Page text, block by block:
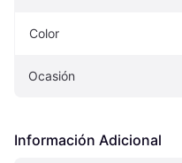
Color
Ocasión
Información Adicional